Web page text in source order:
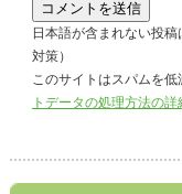
日本語が含まれない投
対策）
このサイトはスパムを低
トデータの処理方法の